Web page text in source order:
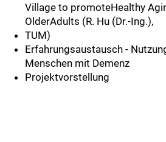
Village to promoteHealthy
OlderAdults (R. Hu (Dr.-Ing.),
TUM)
Erfahrungsaustausch -
Menschen mit Demenz
Projektvorstellung